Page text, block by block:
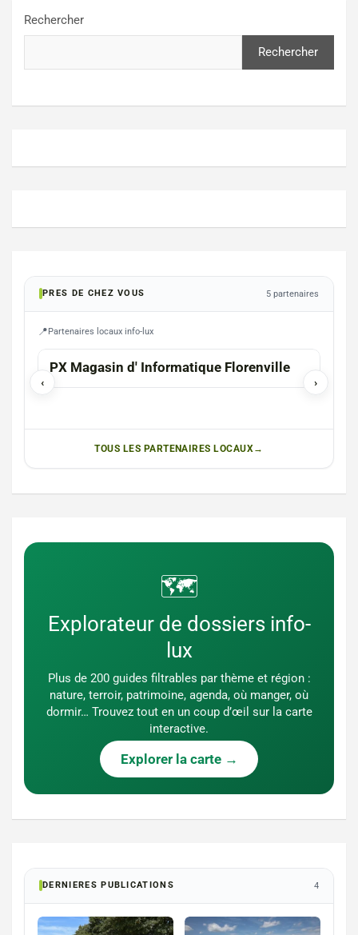
Rechercher
Rechercher
PRES DE CHEZ VOUS 5 partenaires
Partenaires locaux info-lux
‹ ›
FLORENVILLE
PX Magasin d' Informatique Florenville
TOUS LES PARTENAIRES LOCAUX
🗺️
Explorateur de dossiers info-
lux
Plus de 200 guides filtrables par thème et région :
nature, terroir, patrimoine, agenda, où manger, où
dormir… Trouvez tout en un coup d’œil sur la carte
interactive.
Explorer la carte →
DERNIERES PUBLICATIONS 4